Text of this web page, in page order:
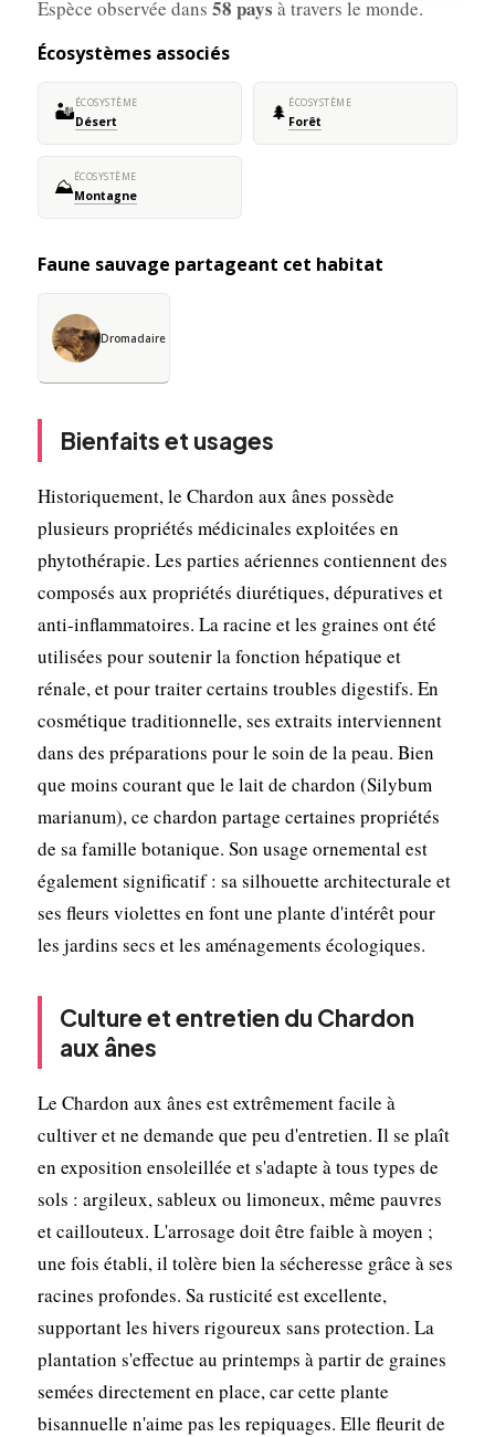
Espèce observée dans 58 pays à travers le monde.
Écosystèmes associés
🏜️ÉCOSYSTÈME
Désert 🌲 ÉCOSYSTÈME
Forêt
⛰️ÉCOSYSTÈME
Montagne
Faune sauvage partageant cet habitat
Dromadaire
Bienfaits et usages
Historiquement, le Chardon aux ânes possède
plusieurs propriétés médicinales exploitées en
phytothérapie. Les parties aériennes contiennent des
composés aux propriétés diurétiques, dépuratives et
anti-inflammatoires. La racine et les graines ont été
utilisées pour soutenir la fonction hépatique et
rénale, et pour traiter certains troubles digestifs. En
cosmétique traditionnelle, ses extraits interviennent
dans des préparations pour le soin de la peau. Bien
que moins courant que le lait de chardon (Silybum
marianum), ce chardon partage certaines propriétés
de sa famille botanique. Son usage ornemental est
également significatif : sa silhouette architecturale et
ses fleurs violettes en font une plante d'intérêt pour
les jardins secs et les aménagements écologiques.
Culture et entretien du Chardon
aux ânes
Le Chardon aux ânes est extrêmement facile à
cultiver et ne demande que peu d'entretien. Il se plaît
en exposition ensoleillée et s'adapte à tous types de
sols : argileux, sableux ou limoneux, même pauvres
et caillouteux. L'arrosage doit être faible à moyen ;
une fois établi, il tolère bien la sécheresse grâce à ses
racines profondes. Sa rusticité est excellente,
supportant les hivers rigoureux sans protection. La
plantation s'effectue au printemps à partir de graines
semées directement en place, car cette plante
bisannuelle n'aime pas les repiquages. Elle fleurit de